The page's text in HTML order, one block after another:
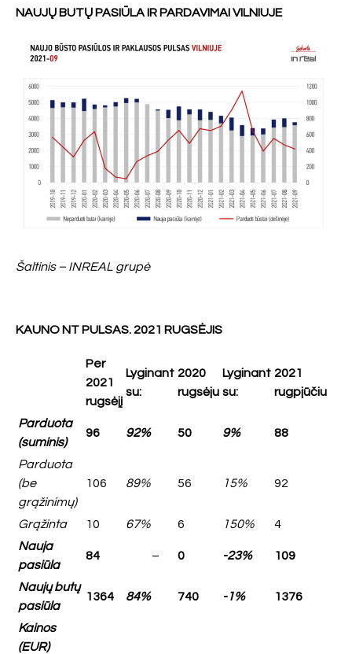
NAUJŲ BUTŲ PASIŪLA IR PARDAVIMAI VILNIUJE
Šaltinis – INREAL grupė
KAUNO NT PULSAS. 2021 RUGSĖJIS
Per
2021
rugsėjį
Lyginant
su:
2020
rugsėju
Lyginant
su:
2021
rugpjūčiu
Parduota
(suminis)
96 92% 50 9% 88
Parduota
(be
grąžinimų)
106 89% 56 15% 92
Grąžinta 10 67% 6 150%
4
Nauja
pasiūla
84 – 0 -23% 109
Naujų butų
pasiūla
1364 84% 740 -1% 1376
Kainos
(EUR)